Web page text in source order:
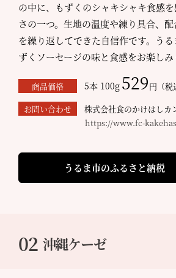
の中に、もずくのシャキシャキ食感
さの一つ。生地の温度や練り具合、
を繰り返してできた自信作です。う
ずくソーセージの味と食感をお楽しみ
商品価格 5本 100g 529円（税
お問い合わせ
株式会社食のかけはしカ
https://www.fc-
うるま市のふるさと納税
02 沖縄ケーゼ